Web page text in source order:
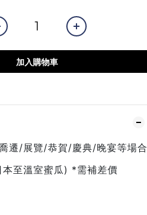
加入購物車
遷/展覽/恭賀/慶典/晚宴等場合
本至溫室蜜瓜) *需補差價